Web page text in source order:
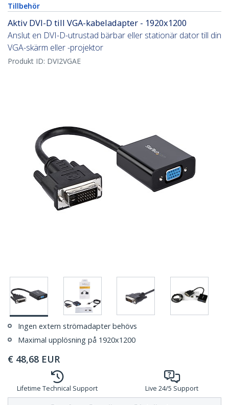
Tillbehör
Aktiv DVI-D till VGA-kabeladapter - 1920x1200
Anslut en DVI-D-utrustad bärbar eller stationär dator till din
VGA-skärm eller -projektor
Produkt ID: DVI2VGAE
Ingen extern strömadapter behövs
Maximal upplösning på 1920x1200
€ 48,68 EUR
Lifetime Technical Support Live 24/5 Support